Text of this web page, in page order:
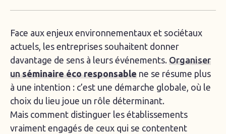
Face aux enjeux environnementaux et sociétaux
actuels, les entreprises souhaitent donner
davantage de sens à leurs événements. Organiser
unséminaire éco responsable ne se résume plus
à une intention : c’est une démarche globale, où le
choix du lieu joue un rôle déterminant.
Mais comment distinguer les établissements
vraiment engagés de ceux qui se contentent